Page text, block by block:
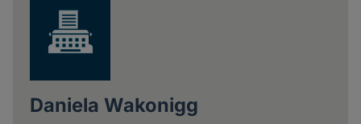
Daniela Wakonigg